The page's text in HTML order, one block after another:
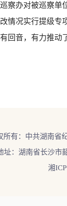
察办对被巡察
情况实行提级
回音，有力推
所有：中共湖南省
址：湖南省长沙市
湘